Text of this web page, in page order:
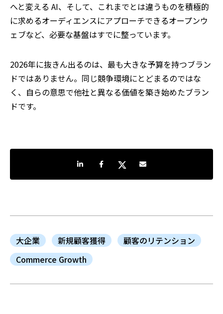
へと変える AI、そして、これまでとは違うものを積極的
に求めるオーディエンスにアプローチできるオープンウ
ェブなど、必要な基盤はすでに整っています。
2026年に抜きん出るのは、最も大きな予算を持つブラン
ドではありません。同じ競争環境にとどまるのではな
く、自らの意思で他社と異なる価値を築き始めたブラン
ドです。
LinkedInで共有Facebookでシェア
TwitterでシェアShare by e-mail
大企業 新規顧客獲得
顧客のリテンション
Commerce Growth